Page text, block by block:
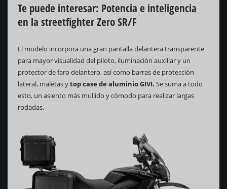
Te puede interesar: Potencia e inteligencia
en la streetfighter Zero SR/F
El modelo incorpora una gran pantalla delantera transparente
para mayor visualidad del piloto, iluminación auxiliar y un
protector de faro delantero, así como barras de protección
lateral, maletas ytop case de aluminio GIVI. Se suma a todo
esto, un asiento más mullido y cómodo para realizar largas
rodadas.